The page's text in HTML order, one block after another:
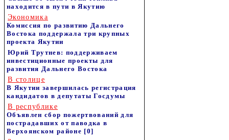
находится в пути в Якутию
Экономика
Комиссия по развитию Дальнего
Востока поддержала три крупных
проекта Якутии
Юрий Трутнев: поддерживаем
инвестиционные проекты для
развития Дальнего Востока
В столице
В Якутии завершилась регистрация
кандидатов в депутаты Госдумы
В республике
Объявлен сбор пожертвований для
пострадавших от паводка в
Верхоянском районе [0]